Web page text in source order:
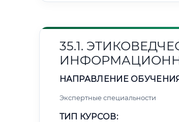
35.1.
НАПРАВЛЕНИЕ
Экспертные специальности
ТИП КУРСОВ: